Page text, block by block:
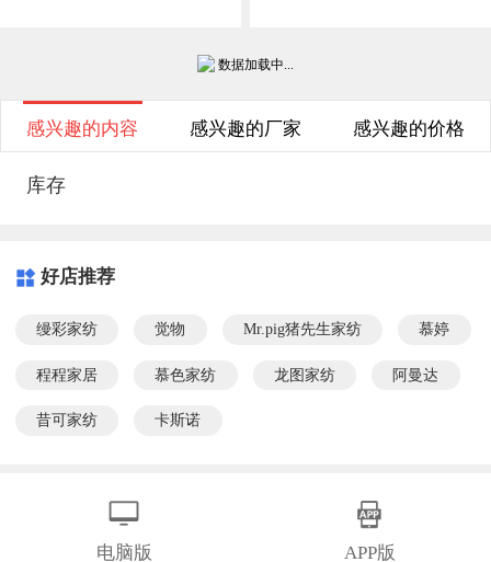
数据加载中...
感兴趣的内容 感兴趣的厂家 感兴趣的价格
库存
好店推荐
缦彩家纺 觉物 Mr.pig猪先生家纺 慕婷
程程家居 慕色家纺 龙图家纺 阿曼达
昔可家纺 卡斯诺
电脑版 APP版